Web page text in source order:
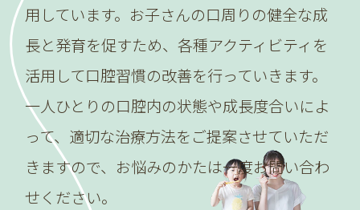
用しています。お子さんの口周りの健全な成
長と発育を促すため、各種アクティビティを
活用して口腔習慣の改善を行っていきます。
一人ひとりの口腔内の状態や成長度合いによ
って、適切な治療方法をご提案させていただ
きますので、お悩みのかたは一度お問い合わ
せください。